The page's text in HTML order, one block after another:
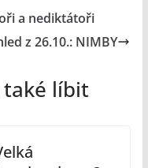
a nediktátoři
z 26.10.: NIMBY
také líbit